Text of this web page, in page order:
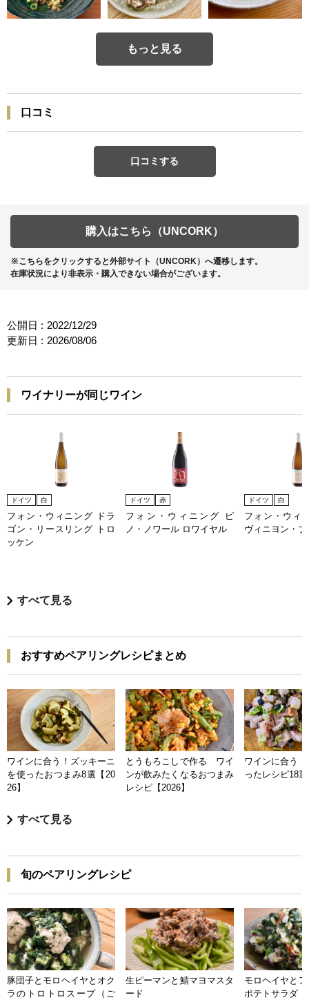
もっと見る
口コミ
口コミする
購入はこちら（UNCORK）
※こちらをクリックすると外部サイト（UNCORK）へ遷移します。
在庫状況により非表示・購入できない場合がございます。
公開日 : 2022/12/29
更新日 : 2026/08/06
ワイナリーが同じワイン
ドイツ 白
フォン・ウィニング ドラ
ゴン・リースリング トロ
ッケン
ドイツ 赤
フォン・ウィニング ピ
ノ・ノワール ロワイヤル
ドイツ 白
フォン・ウィ
ヴィニヨン・
すべて見る
おすすめペアリングレシピまとめ
ワインに合う！ズッキーニ
を使ったおつまみ8選【20
26】
とうもろこしで作る ワイ
ンが飲みたくなるおつまみ
レシピ【2026】
ワインに合う
ったレシピ18
すべて見る
旬のペアリングレシピ
豚団子とモロヘイヤとオク
ラのトロトロスープ（ご
生ピーマンと鯖マヨマスタ
ード
モロヘイヤと
ポテトサラダ